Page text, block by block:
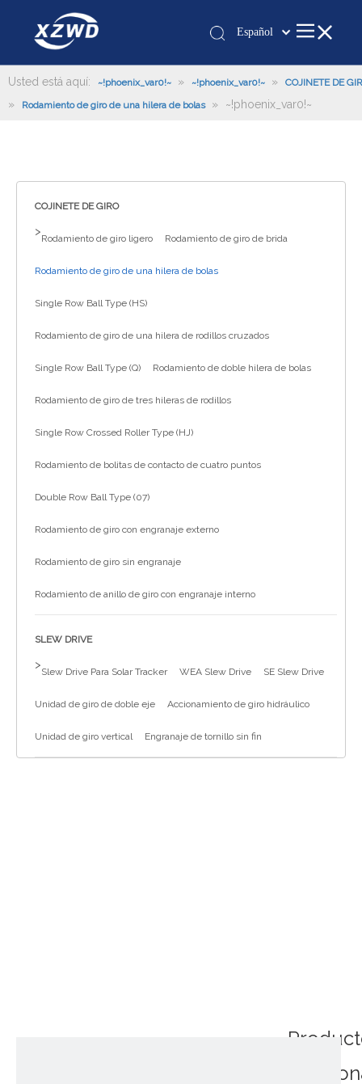
Español
românesc
Türk dili
Português
English
Español
Usted está aquí: ~!phoenix_var0!~ » ~!phoenix_var0!~ » COJINETE DE
» Rodamiento de giro de una hilera de bolas » ~!phoenix_var0!~
COJINETE DE GIRO
>
Rodamiento de giro ligero Rodamiento de giro de brida
Rodamiento de giro de una hilera de bolas
Single Row Ball Type (HS)
Rodamiento de giro de una hilera de rodillos cruzados
Single Row Ball Type (Q) Rodamiento de doble hilera de bolas
Rodamiento de giro de tres hileras de rodillos
Single Row Crossed Roller Type (HJ)
Rodamiento de bolitas de contacto de cuatro puntos
Double Row Ball Type (07)
Rodamiento de giro con engranaje externo
Rodamiento de giro sin engranaje
Rodamiento de anillo de giro con engranaje interno
SLEW DRIVE
>
Slew Drive Para Solar Tracker WEA Slew Drive SE Slew Drive
Unidad de giro de doble eje Accionamiento de giro hidráulico
Unidad de giro vertical Engranaje de tornillo sin fin